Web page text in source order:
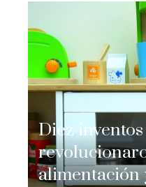
Diez
alimentación